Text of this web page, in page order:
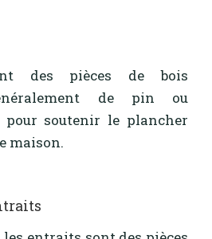
des pièces de bois
de pin ou
pour soutenir le plancher
maison.